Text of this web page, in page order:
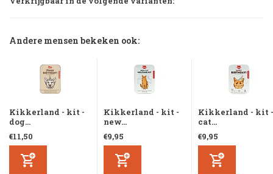
Andere mensen bekeken ook:
Kikkerland - kit -
dog...
€11,50
Kikkerland - kit -
new...
€9,95
Kikkerland - kit -
cat...
€9,95